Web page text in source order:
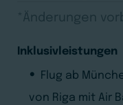
*Änderungen
Inklusivleistungen
Flug ab
von Riga mit Air